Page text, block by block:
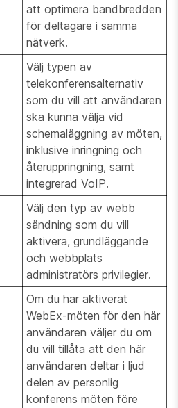
att optimera bandbredden
för deltagare i samma
nätverk.
Välj typen av
telekonferensalternativ
som du vill att användaren
ska kunna välja vid
schemaläggning av möten,
inklusive inringning och
återuppringning, samt
integrerad VoIP.
Välj den typ av webb
sändning som du vill
aktivera, grundläggande
och webbplats
administratörs privilegier.
Om du har aktiverat
WebEx-möten för den här
användaren väljer du om
du vill tillåta att den här
användaren deltar i ljud
delen av personlig
konferens möten före